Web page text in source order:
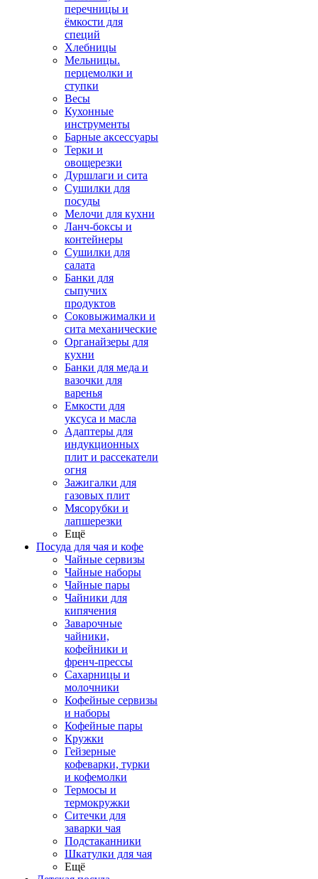
перечницы и
ёмкости для
специй
Хлебницы
Мельницы.
перцемолки и
ступки
Весы
Кухонные
инструменты
Барные аксессуары
Терки и
овощерезки
Дуршлаги и сита
Сушилки для
посуды
Мелочи для кухни
Ланч-боксы и
контейнеры
Сушилки для
салата
Банки для
сыпучих
продуктов
Соковыжималки и
сита механические
Органайзеры для
кухни
Банки для меда и
вазочки для
варенья
Емкости для
уксуса и масла
Адаптеры для
индукционных
плит и рассекатели
огня
Зажигалки для
газовых плит
Мясорубки и
лапшерезки
Ещё
Посуда для чая и кофе
Чайные сервизы
Чайные наборы
Чайные пары
Чайники для
кипячения
Заварочные
чайники,
кофейники и
френч-прессы
Сахарницы и
молочники
Кофейные сервизы
и наборы
Кофейные пары
Кружки
Гейзерные
кофеварки, турки
и кофемолки
Термосы и
термокружки
Ситечки для
заварки чая
Подстаканники
Шкатулки для чая
Ещё